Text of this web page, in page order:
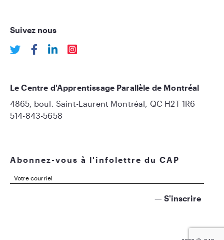
Suivez nous
Abonnez-vous à l'infolettre du CAP
Le Centre d'Apprentissage Parallèle de Montréal
4865, boul. Saint-Laurent Montréal, QC H2T 1R6
514-843-5658